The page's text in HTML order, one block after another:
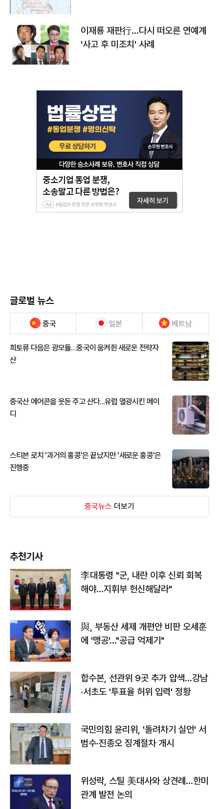
이재룡 재판行…다시 떠오른 연예계
'사고 후 미조치' 사례
글로벌 뉴스
중국 일본 베트남
희토류 다음은 광모듈…중국이 움켜쥔 새로운 전략자
산
중국산 에어콘을 웃돈 주고 산다...유럽 열광시킨 메이
디
스티븐 로치 '과거의 홍콩'은 끝났지만 '새로운 홍콩'은
진행중
중국뉴스 더보기
추천기사
李대통령 "군, 내란 이후 신뢰 회복
해야…지휘부 헌신해달라"
與, 부동산 세제 개편안 비판 오세훈
에 '맹공'…"공급 억제기"
합수본, 선관위 9곳 추가 압색…강남
·서초도 '투표율 허위 입력' 정황
국민의힘 윤리위, '돌려차기 실언' 서
범수·진종오 징계절차 개시
위성락, 스틸 美대사와 상견례…한미
관계 발전 논의